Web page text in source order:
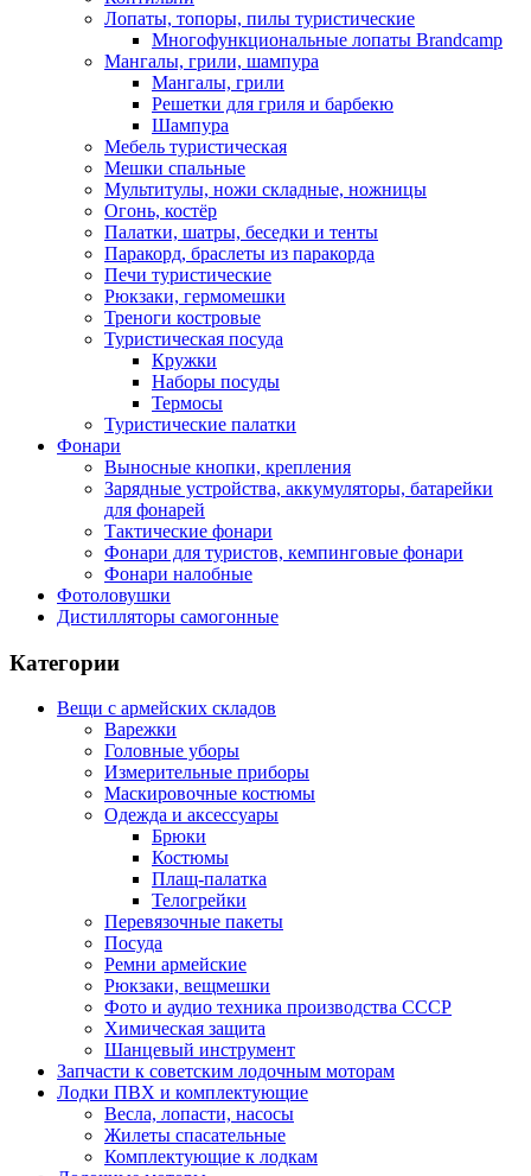
Лопаты, топоры, пилы туристические
Многофункциональные лопаты Brandcamp
Мангалы, грили, шампура
Мангалы, грили
Решетки для гриля и барбекю
Шампура
Мебель туристическая
Мешки спальные
Мультитулы, ножи складные, ножницы
Огонь, костёр
Палатки, шатры, беседки и тенты
Паракорд, браслеты из паракорда
Печи туристические
Рюкзаки, гермомешки
Треноги костровые
Туристическая посуда
Кружки
Наборы посуды
Термосы
Туристические палатки
Фонари
Выносные кнопки, крепления
Зарядные устройства, аккумуляторы, батарейки
для фонарей
Тактические фонари
Фонари для туристов, кемпинговые фонари
Фонари налобные
Фотоловушки
Дистилляторы самогонные
Категории
Вещи с армейских складов
Варежки
Головные уборы
Измерительные приборы
Маскировочные костюмы
Одежда и аксессуары
Брюки
Костюмы
Плащ-палатка
Телогрейки
Перевязочные пакеты
Посуда
Ремни армейские
Рюкзаки, вещмешки
Фото и аудио техника производства СССР
Химическая защита
Шанцевый инструмент
Запчасти к советским лодочным моторам
Лодки ПВХ и комплектующие
Весла, лопасти, насосы
Жилеты спасательные
Комплектующие к лодкам